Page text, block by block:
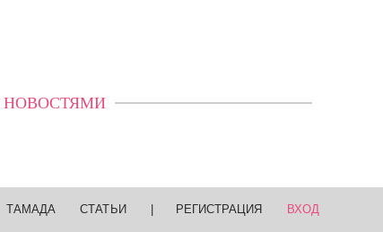
ТАМАДА СТАТЬИ РЕГИСТРАЦИЯ ВХОД